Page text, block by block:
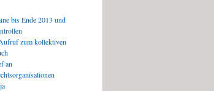
bis Ende 2013 und
zum kollektiven
an